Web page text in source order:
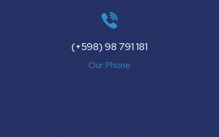
(+598) 98 791 181
Our Phone